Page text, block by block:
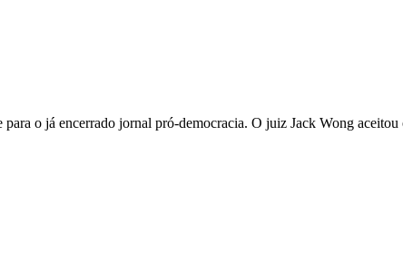
o já encerrado jornal pró-democracia. O juiz Jack Wong